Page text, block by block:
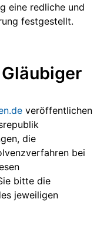
eine redliche und
festgestellt.
veröffentlichen
die
bei
bitte die
jeweiligen